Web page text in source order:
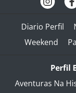
Diario Perfil
Weekend
Perfil
Aventuras Na